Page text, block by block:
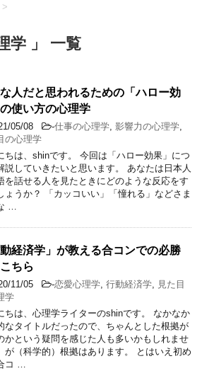
>
学 」 一覧
人だと思われるための「ハロー効
使い方の心理学
05/08 -仕事の心理学 影響力の心理学
の心理学
ちは、shinです。 今回は「ハロー効果」につ
説していきたいと思います。 あなたは日本人
を話せる人を見たときにどのような反応をす
ょうか？ 「カッコいい」「憧れる」などさま
…
動経済学」が教える合コンでの必勝
ちら
11/05 -恋愛心理学 行動経済学
見た目
学
ちは、心理学ライターのshinです。 なかなか
なタイトルだったので、ちゃんとした根拠が
かという疑問を感じた人も多いかもしれませ
が（科学的）根拠はあります。 とはいえ初め
コ …